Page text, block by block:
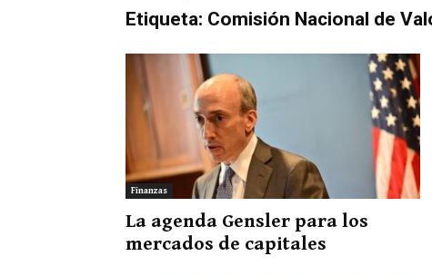
Etiqueta: Comisión Nacional de
Finanzas
La agenda Gensler para los
mercados de capitales